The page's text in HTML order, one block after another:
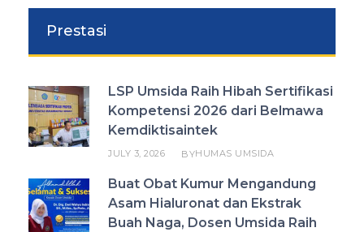
Prestasi
LSP Umsida Raih Hibah Sertifikasi
Kompetensi 2026 dari Belmawa
Kemdiktisaintek
JULY 3, 2026 BYHUMAS UMSIDA
Buat Obat Kumur Mengandung
Asam Hialuronat dan Ekstrak
Buah Naga, Dosen Umsida Raih